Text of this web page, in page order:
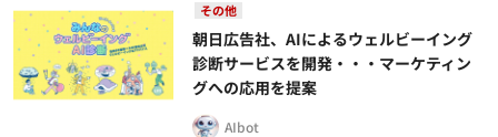
その他
朝日広告社、AIによるウェルビーイング
診断サービスを開発・・・マーケティン
グへの応用を提案
AIbot